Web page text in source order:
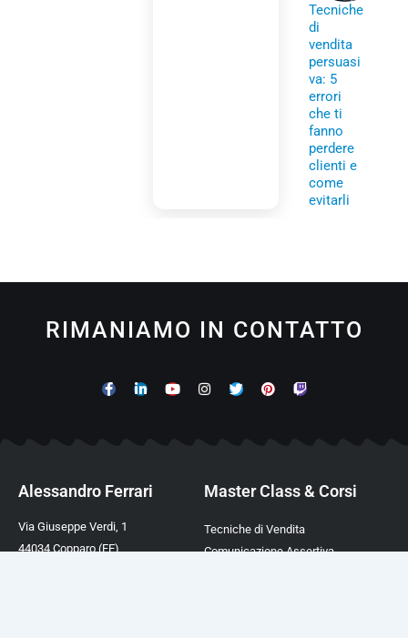
Tecniche
di
vendita
persuasi
va: 5
errori
che ti
fanno
perdere
clienti e
come
evitarli
RIMANIAMO IN CONTATTO
Alessandro Ferrari
Via Giuseppe Verdi, 1
44034 Copparo (FE)
Master Class & Corsi
Tecniche di Vendita
Comunicazione Assertiva